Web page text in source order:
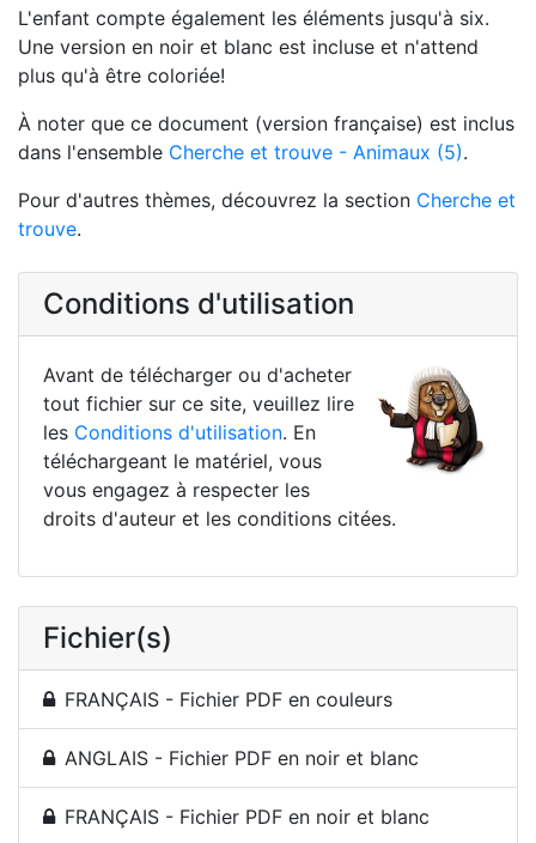
L'enfant compte également les éléments jusqu'à six.
Une version en noir et blanc est incluse et n'attend
plus qu'à être coloriée!
À noter que ce document (version française) est inclus
dans l'ensemble Cherche et trouve - Animaux (5).
Pour d'autres thèmes, découvrez la section Cherche et
trouve.
Conditions d'utilisation
Avant de télécharger ou d'acheter
tout fichier sur ce site, veuillez lire
les Conditions d'utilisation. En
téléchargeant le matériel, vous
vous engagez à respecter les
droits d'auteur et les conditions citées.
Fichier(s)
FRANÇAIS - Fichier PDF en couleurs
ANGLAIS - Fichier PDF en noir et blanc
FRANÇAIS - Fichier PDF en noir et blanc